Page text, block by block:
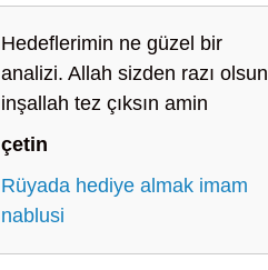
Hedeflerimin ne güzel bir
analizi. Allah sizden razı olsun
inşallah tez çıksın amin
çetin
Rüyada hediye almak imam
nablusi